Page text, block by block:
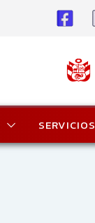
SERVICIOS